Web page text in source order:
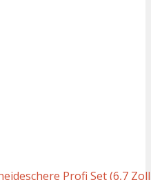
Profi Set (6,7